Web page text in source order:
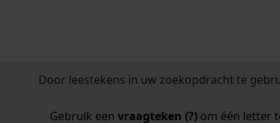
Door leestekens in uw zoekopdracht te
Gebruik een vraagteken (?)om één letter